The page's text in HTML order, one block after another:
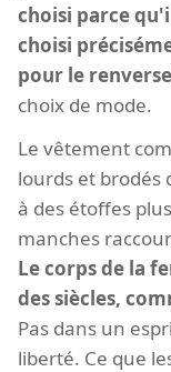
choisi parce
choisi
pour le
choix de mode.
Le vêtement
lourds et brodés
à des étoffes
manches
Le corps de la
des siècles,
Pas dans un
liberté. Ce que